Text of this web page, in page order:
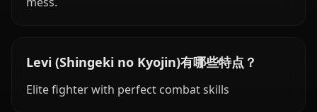
Levi (Shingeki no Kyojin)有哪些特点？
Elite fighter with perfect combat skills